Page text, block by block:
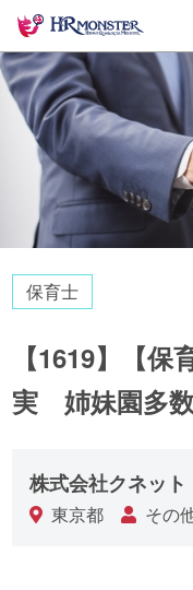
保育士
【1619】【
実 姉妹園多
株式会社クネット
東京都 その